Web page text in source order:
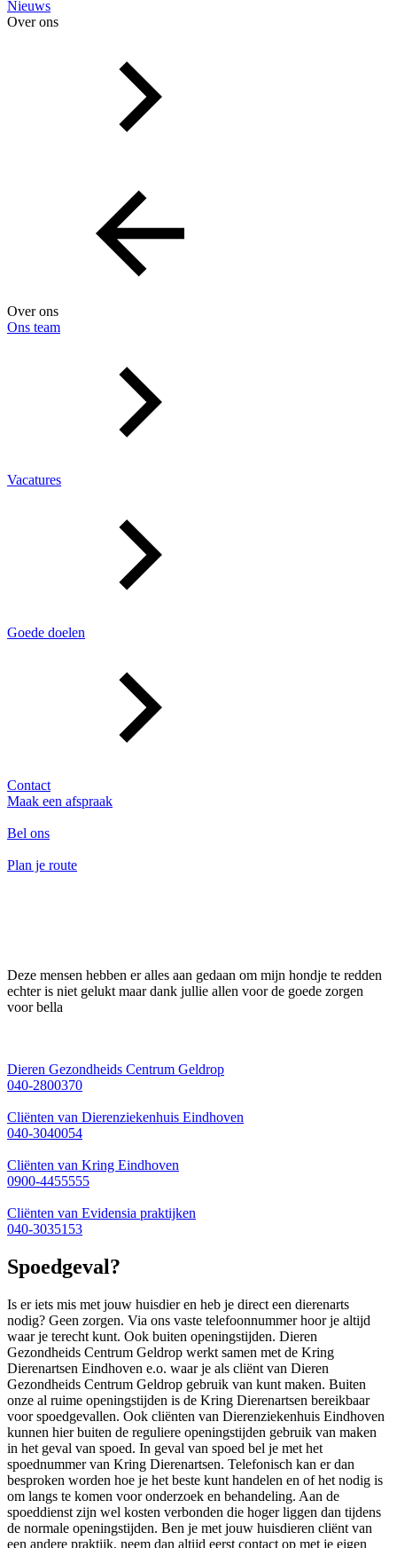
Nieuws
Over ons
Over ons
Ons team
Vacatures
Goede doelen
Contact
Maak een afspraak
Bel ons
Plan je route
Deze mensen hebben er alles aan gedaan om mijn hondje te redden
echter is niet gelukt maar dank jullie allen voor de goede zorgen
voor bella
Dieren Gezondheids Centrum Geldrop
040-2800370
Cliënten van Dierenziekenhuis Eindhoven
040-3040054
Cliënten van Kring Eindhoven
0900-4455555
Cliënten van Evidensia praktijken
040-3035153
Spoedgeval?
Is er iets mis met jouw huisdier en heb je direct een dierenarts
nodig? Geen zorgen. Via ons vaste telefoonnummer hoor je altijd
waar je terecht kunt. Ook buiten openingstijden. Dieren
Gezondheids Centrum Geldrop werkt samen met de Kring
Dierenartsen Eindhoven e.o. waar je als cliënt van Dieren
Gezondheids Centrum Geldrop gebruik van kunt maken. Buiten
onze al ruime openingstijden is de Kring Dierenartsen bereikbaar
voor spoedgevallen. Ook cliënten van Dierenziekenhuis Eindhoven
kunnen hier buiten de reguliere openingstijden gebruik van maken
in het geval van spoed. In geval van spoed bel je met het
spoednummer van Kring Dierenartsen. Telefonisch kan er dan
besproken worden hoe je het beste kunt handelen en of het nodig is
om langs te komen voor onderzoek en behandeling. Aan de
spoeddienst zijn wel kosten verbonden die hoger liggen dan tijdens
de normale openingstijden. Ben je met jouw huisdieren cliënt van
een andere praktijk, neem dan altijd eerst contact op met je eigen